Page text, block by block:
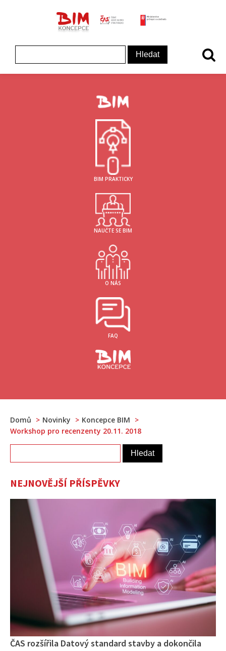
Koncepce BIM - logo
ČAS - logo
BIM PRAKTICKY
NAUČTE SE BIM
O NÁS
FAQ
Domů Novinky
Koncepce BIM
Workshop pro recenzenty 20.11. 2018
NEJNOVĚJŠÍ PŘÍSPĚVKY
ČAS rozšířila Datový standard stavby a dokončila